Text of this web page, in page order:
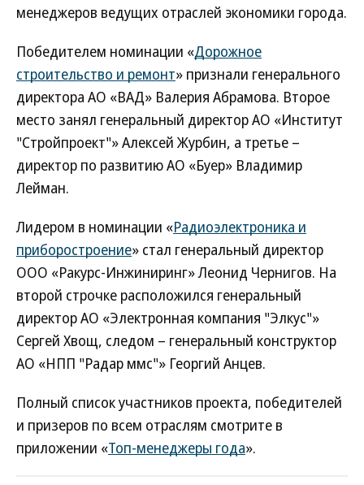
менеджеров ведущих отраслей экономики города.
Победителем номинации «Дорожное
строительство и ремонт» признали генерального
директора АО «ВАД» Валерия Абрамова. Второе
место занял генеральный директор АО «Институт
"Стройпроект"» Алексей Журбин, а третье –
директор по развитию АО «Буер» Владимир
Лейман.
Лидером в номинации «Радиоэлектроника и
приборостроение» стал генеральный директор
ООО «Ракурс-Инжиниринг» Леонид Чернигов. На
второй строчке расположился генеральный
директор АО «Электронная компания "Элкус"»
Сергей Хвощ, следом – генеральный конструктор
АО «НПП "Радар ммс"» Георгий Анцев.
Полный список участников проекта, победителей
и призеров по всем отраслям смотрите в
приложении «Топ-менеджеры года».